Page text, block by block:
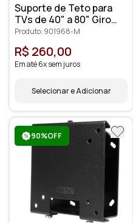
Suporte de Teto para
TVs de 40" a 80" Giro
360 graus Altura
Ajustável
Produto: 901968-M
R$ 260,00
Em até 6x sem juros
Selecionar e Adicionar
90%OFF